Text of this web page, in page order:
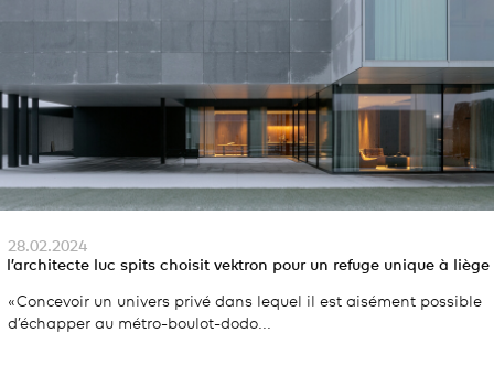
28.02.2024
l’architecte luc spits choisit vektron pour un refuge unique à liège
« Concevoir un univers privé dans lequel il est aisément possible
d’échapper au métro-boulot-dodo...